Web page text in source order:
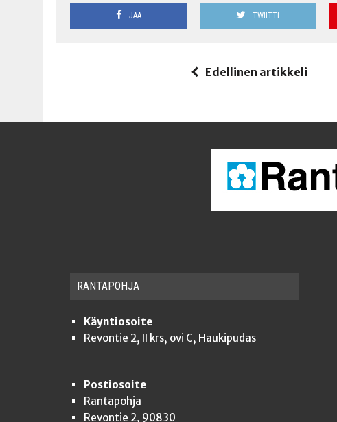
JAA TWIITTI
Edellinen artikkeli
RAN­TA­POH­JA
Käyntiosoite
Revontie 2, II krs, ovi C, Haukipudas
Postiosoite
Rantapohja
Revontie 2, 90830